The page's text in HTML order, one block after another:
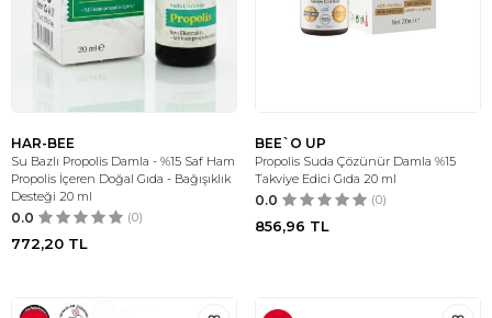
HAR-BEE
Su Bazlı Propolis Damla - %15 Saf Ham
Propolis İçeren Doğal Gıda - Bağışıklık
Desteği 20 ml
0.0 (0)
772,20 TL
BEE`O UP
Propolis Suda Çözünür Damla %15
Takviye Edici Gıda 20 ml
0.0 (0)
856,96 TL